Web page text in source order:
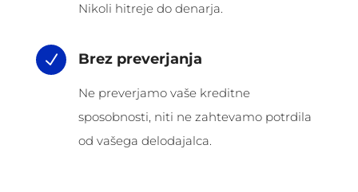
Nikoli hitreje do denarja.
N Brez preverjanja
Ne preverjamo vaše kreditne
sposobnosti, niti ne zahtevamo potrdila
od vašega delodajalca.